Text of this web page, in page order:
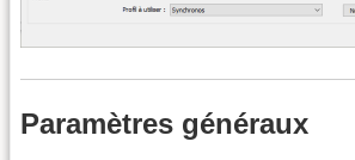
Paramètres généraux